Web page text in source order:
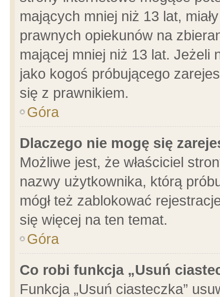
mających mniej niż 13 lat,
prawnych opiekunów na
mającej mniej niż 13 lat. Jeżeli
jako kogoś próbującego
się z prawnikiem.
Góra
Dlaczego nie mogę się
Możliwe jest, że właściciel
nazwy użytkownika, którą
mógł też zablokować
się więcej na ten temat.
Góra
Co robi funkcja „Usuń
Funkcja „Usuń ciasteczka”